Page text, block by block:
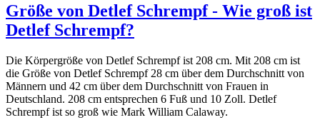
Größe von Detlef Schrempf - Wie groß ist
Detlef Schrempf?
Die Körpergröße von Detlef Schrempf ist 208 cm. Mit 208 cm ist
die Größe von Detlef Schrempf 28 cm über dem Durchschnitt von
Männern und 42 cm über dem Durchschnitt von Frauen in
Deutschland. 208 cm entsprechen 6 Fuß und 10 Zoll. Detlef
Schrempf ist so groß wie Mark William Calaway.